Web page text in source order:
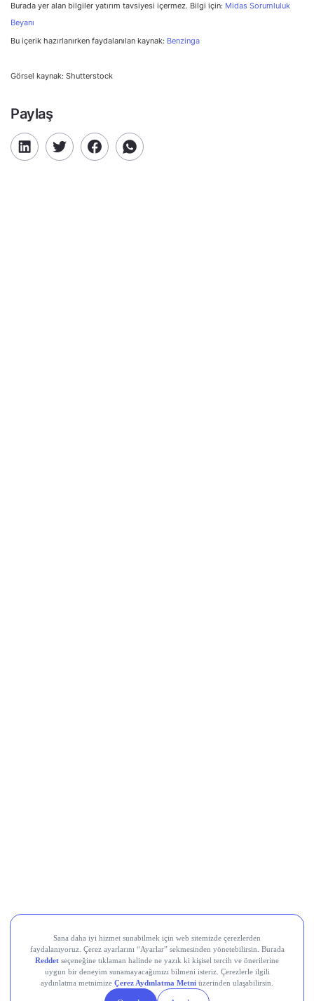
Burada yer alan bilgiler yatırım tavsiyesi içermez. Bilgi için: Midas Sorumluluk
Beyanı
Bu içerik hazırlanırken faydalanılan kaynak: Benzinga
Görsel kaynak: Shutterstock
Paylaş